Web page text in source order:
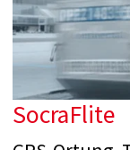
SocraFlite